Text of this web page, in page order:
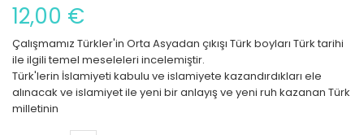
12,00 €
Çalışmamız Türkler'in Orta Asyadan çıkışı Türk boyları Türk tarihi
ile ilgili temel meseleleri incelemiştir.
Türk'lerin İslamiyeti kabulu ve islamiyete kazandırdıkları ele
alınacak ve islamiyet ile yeni bir anlayış ve yeni ruh kazanan Türk
milletinin